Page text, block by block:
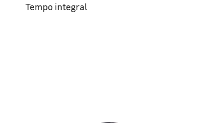
Tempo integral